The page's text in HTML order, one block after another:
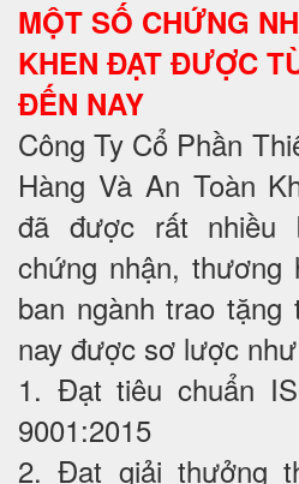
MỘT SỐ CHỨNG
KHEN ĐẠT ĐƯỢC
ĐẾN NAY
Công Ty Cổ Phần
Hàng Và An Toàn
đã được rất nhiều
chứng nhận, thương
ban ngành trao
nay được sơ lược
1. Đạt tiêu chuẩn
9001:2015
2. Đạt giải thưởng